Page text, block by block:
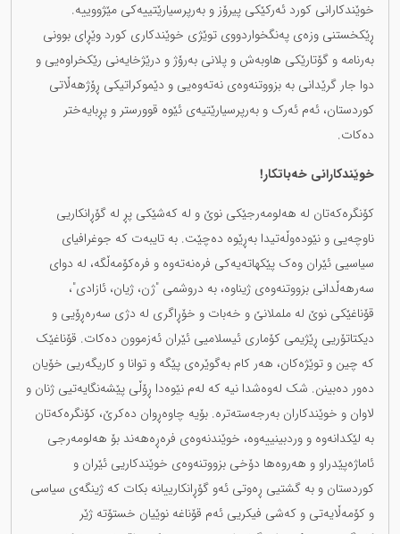
خوێندکارانی کورد ئەرکێکی پیرۆز و بەرپرسیارێتییەکی مێژووییە.
ڕێکخستنی وزەی پەنگخواردووی توێژی خوێندکاری کورد وێڕای بوونی
بەرنامە و گۆتارێکی هاوبەش و پلانی بەرۆژ و درێژخایەنی رێکخراوەیی و
دوا جار گرێدانی بە بزووتنەوەی نەتەوەیی و دێموکراتیکی ڕۆژهەڵاتی
کوردستان، ئەم ئەرک و بەرپرسیارێتیەی ئێوە قوورستر و پڕبایەختر
دەکات.
خوێندکارانی خەباتکار!
کۆنگرەکەتان لە هەلومەرجێکی نوێ و لە کەشێکی پڕ لە گۆڕانکاریی
ناوچەیی و نێودەوڵەتیدا بەڕێوە دەچێت. بە تایبەت کە جوغرافیای
سیاسیی ئێران وەک پێکهاتەیەکی فرەنەتەوە و فرەکۆمەڵگە، لە دوای
سەرهەڵدانی بزووتنەوەی ژیناوە، بە دروشمی "ژن، ژیان، ئازادی"،
قۆناغێکی نوێ لە ململانێ و خەبات و خۆڕاگری لە دژی سەرەڕۆیی و
دیکتاتۆریی ڕێژیمی کۆماری ئیسلامیی ئێران ئەزموون دەکات. قۆناغێک
کە چین و توێژەکان، هەر کام بەگوێرەی پێگە و توانا و کاریگەریی خۆیان
دەور دەبینن. شک لەوەشدا نیە کە لەم نێوەدا ڕۆڵی پێشەنگایەتیی ژنان و
لاوان و خوێندکاران بەرجەستەترە. بۆیە چاوەڕوان دەکرێ، کۆنگرەکەتان
بە لێکدانەوە و وردبینییەوە، خوێندنەوەی فرەڕەهەند بۆ هەلومەرجی
ئاماژەپێدراو و هەروەها دۆخی بزووتنەوەی خوێندکاریی ئێران و
کوردستان و بە گشتیی ڕەوتی ئەو گۆڕانکارییانە بکات کە ژینگەی سیاسی
و کۆمەڵایەتی و کەشی فیکریی ئەم قۆناغە نوێیان خستۆتە ژێر